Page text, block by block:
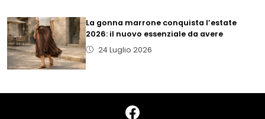
La gonna marrone conquista l’estate
2026: il nuovo essenziale da avere
24 Luglio 2026